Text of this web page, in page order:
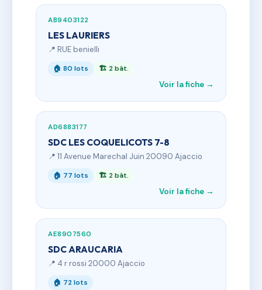
AB9403122
LES LAURIERS
📍 RUE benielli
🏠 80 lots 🏗 2 bât.
Voir la fiche →
AD6883177
SDC LES COQUELICOTS 7-8
📍 11 Avenue Marechal Juin 20090 Ajaccio
🏠 77 lots 🏗 2 bât.
Voir la fiche →
AE8907560
SDC ARAUCARIA
📍 4 r rossi 20000 Ajaccio
🏠 72 lots